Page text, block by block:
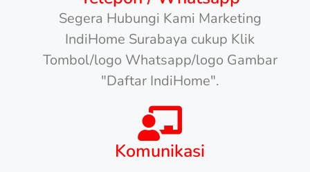
Segera Hubungi Kami Marketing
IndiHome Surabaya cukup Klik
Tombol/logo Whatsapp/logo Gambar
"Daftar IndiHome".
Komunikasi